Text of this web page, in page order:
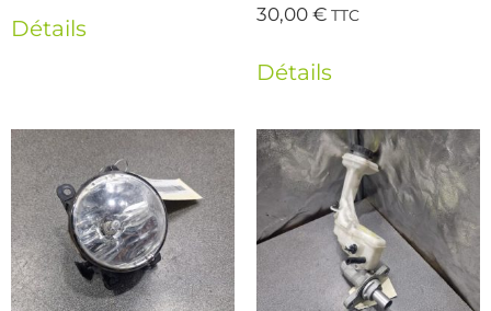
Détails
30,00€ TTC
Détails